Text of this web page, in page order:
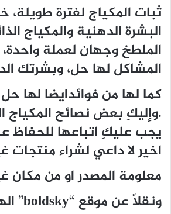
ثبات المكياج لفترة طويلة،
البشرة الدهنية والمكياج
الملطخ وجهان لعملة
المشاكل لها حل، وبشرتك
كما لها من فوائدايضا لها
.وإليكِ بعض نصائح المكياج
يجب عليكِ اتباعها للحفاظ
اخير لا داعي لشراء منتجات
معلومة المصدر او من مكان
ونقلًا عن موقع “boldsky
”